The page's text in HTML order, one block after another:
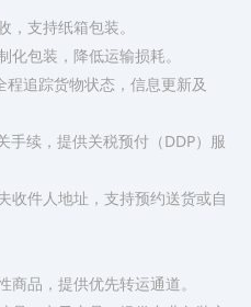
，支持纸箱包装。
包装，降低运输损耗。
程追踪货物状态，信息更新及
手续，提供关税预付（DDP）服
收件人地址，支持预约送货或自
品，提供优先转运通道。